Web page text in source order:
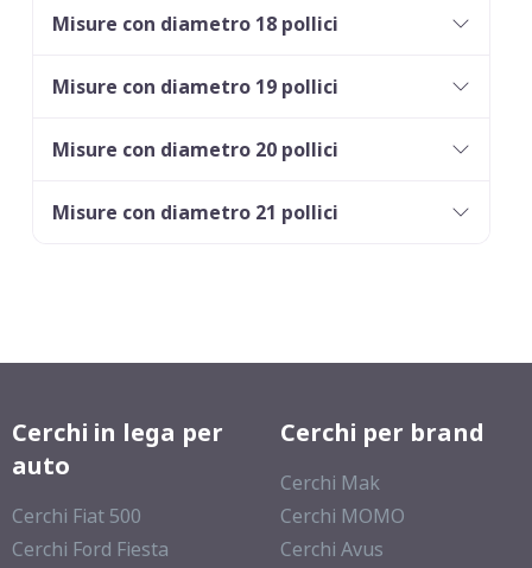
Misure con diametro 18 pollici
Misure con diametro 19 pollici
Misure con diametro 20 pollici
Misure con diametro 21 pollici
Cerchi in lega per
auto
Cerchi Fiat 500
Cerchi Ford Fiesta
Cerchi per brand
Cerchi Mak
Cerchi MOMO
Cerchi Avus